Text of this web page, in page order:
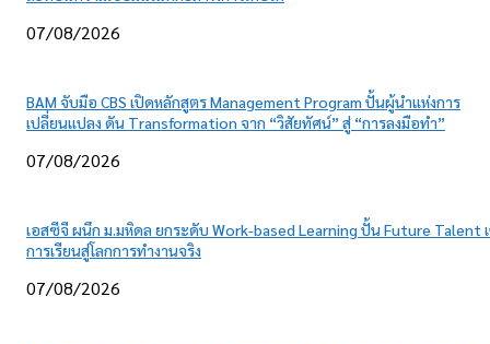
07/08/2026
BAM จับมือ CBS เปิดหลักสูตร Management Program ปั้นผู้นำแห่งการ
เปลี่ยนแปลง ดัน Transformation จาก “วิสัยทัศน์” สู่ “การลงมือทำ”
07/08/2026
เอสซีจี ผนึก ม.มหิดล ยกระดับ Work-based Learning ปั้น Future Talent
การเรียนสู่โลกการทำงานจริง
07/08/2026